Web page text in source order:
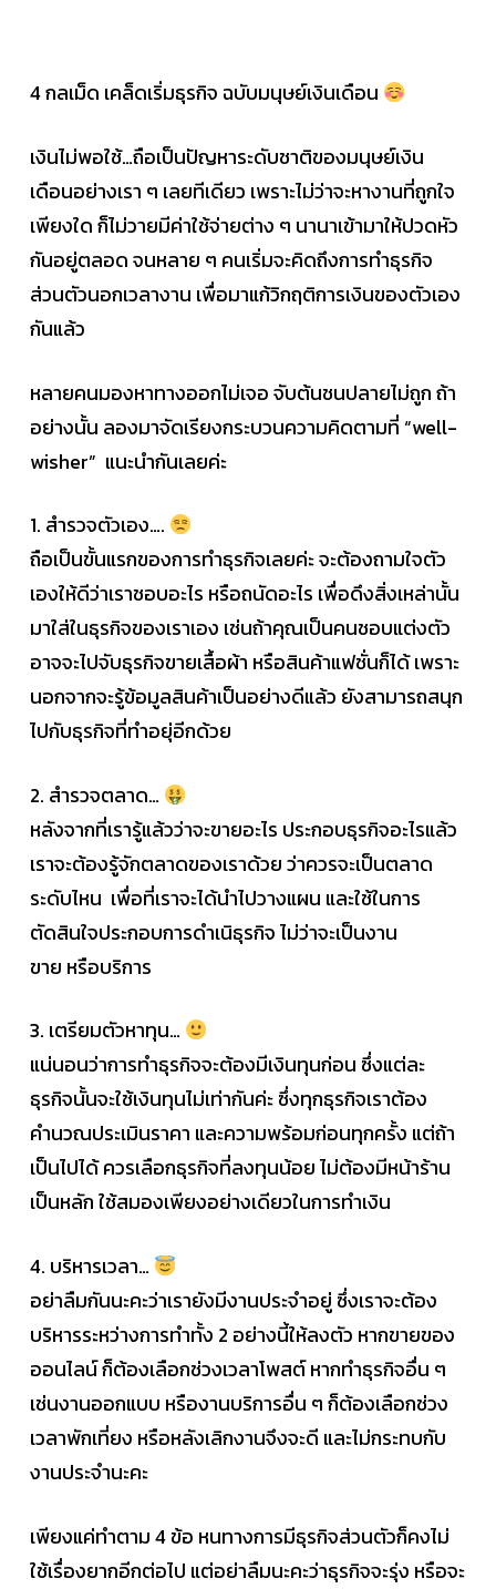
4 กลเม็ด เคล็ดเริ่มธุรกิจ ฉบับมนุษย์เงินเดือน
เงินไม่พอใช้…ถือเป็นปัญหาระดับชาติของมนุษย์เงิน
เดือนอย่างเรา ๆ เลยทีเดียว เพราะไม่ว่าจะหางานที่ถูกใจ
เพียงใด ก็ไม่วายมีค่าใช้จ่ายต่าง ๆ นานาเข้ามาให้ปวดหัว
กันอยู่ตลอด จนหลาย ๆ คนเริ่มจะคิดถึงการทำธุรกิจ
ส่วนตัวนอกเวลางาน เพื่อมาแก้วิกฤติการเงินของตัวเอง
กันแล้ว
หลายคนมองหาทางออกไม่เจอ จับต้นชนปลายไม่ถูก ถ้า
อย่างนั้น ลองมาจัดเรียงกระบวนความคิดตามที่ “well-
wisher” แนะนำกันเลยค่ะ
1. สำรวจตัวเอง….
ถือเป็นขั้นแรกของการทำธุรกิจเลยค่ะ จะต้องถามใจตัว
เองให้ดีว่าเราชอบอะไร หรือถนัดอะไร เพื่อดึงสิ่งเหล่านั้น
มาใส่ในธุรกิจของเราเอง เช่นถ้าคุณเป็นคนชอบแต่งตัว
อาจจะไปจับธุรกิจขายเสื้อผ้า หรือสินค้าแฟชั่นก็ได้ เพราะ
นอกจากจะรู้ข้อมูลสินค้าเป็นอย่างดีแล้ว ยังสามารถสนุก
ไปกับธุรกิจที่ทำอยุ่อีกด้วย
2. สำรวจตลาด…
หลังจากที่เรารู้แล้วว่าจะขายอะไร ประกอบธุรกิจอะไรแล้ว
เราจะต้องรู้จักตลาดของเราด้วย ว่าควรจะเป็นตลาด
ระดับไหน เพื่อที่เราจะได้นำไปวางแผน และใช้ในการ
ตัดสินใจประกอบการดำเนิธุรกิจ ไม่ว่าจะเป็นงาน
ขาย หรือบริการ
3. เตรียมตัวหาทุน…
แน่นอนว่าการทำธุรกิจจะต้องมีเงินทุนก่อน ซึ่งแต่ละ
ธุรกิจนั้นจะใช้เงินทุนไม่เท่ากันค่ะ ซึ่งทุกธุรกิจเราต้อง
คำนวณประเมินราคา และความพร้อมก่อนทุกครั้ง แต่ถ้า
เป็นไปได้ ควรเลือกธุรกิจที่ลงทุนน้อย ไม่ต้องมีหน้าร้าน
เป็นหลัก ใช้สมองเพียงอย่างเดียวในการทำเงิน
4. บริหารเวลา…
อย่าลืมกันนะคะว่าเรายังมีงานประจำอยู่ ซึ่งเราจะต้อง
บริหารระหว่างการทำทั้ง 2 อย่างนี้ให้ลงตัว หากขายของ
ออนไลน์ ก็ต้องเลือกช่วงเวลาโพสต์ หากทำธุรกิจอื่น ๆ
เช่นงานออกแบบ หรืองานบริการอื่น ๆ ก็ต้องเลือกช่วง
เวลาพักเที่ยง หรือหลังเลิกงานจึงจะดี และไม่กระทบกับ
งานประจำนะคะ
เพียงแค่ทำตาม 4 ข้อ หนทางการมีธุรกิจส่วนตัวก็คงไม่
ใช้เรื่องยากอีกต่อไป แต่อย่าลืมนะคะว่าธุรกิจจะรุ่ง หรือจะ